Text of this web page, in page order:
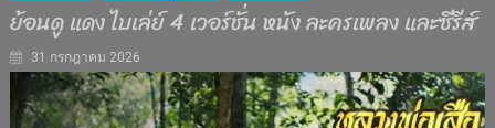
ย้อนดู แดง ไบเล่ย์ 4 เวอร์ชั่น หนัง ละครเพลง และซีรีส์
31 กรกฎาคม 2026